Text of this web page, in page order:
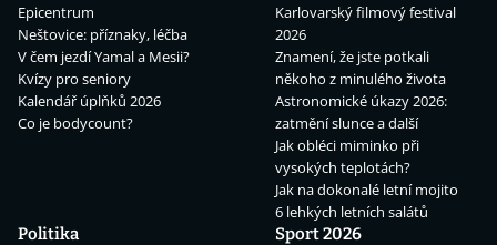
Epicentrum
Neštovice: příznaky, léčba
V čem jezdí Yamal a Mesii?
Kvízy pro seniory
Kalendář úplňků 2026
Co je bodycount?
Karlovarský filmový festival
2026
Znamení, že jste potkali
někoho z minulého života
Astronomické úkazy 2026:
zatmění slunce a další
Jak obléci miminko při
vysokých teplotách?
Jak na dokonalé letní mojito
6 lehkých letních salátů
Politika
Sport 2026